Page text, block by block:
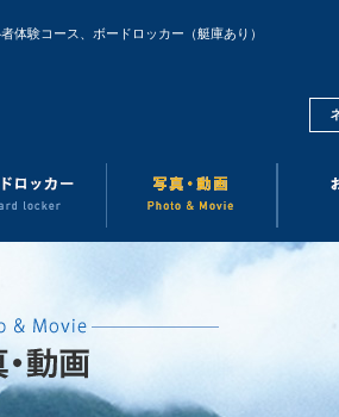
体験コース、ボードロッカー（艇庫あり）